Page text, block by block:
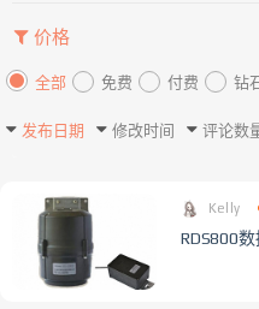
价格
全部 免费 付费 钻
发布日期 修改时间 评论数
Kelly
RDS800